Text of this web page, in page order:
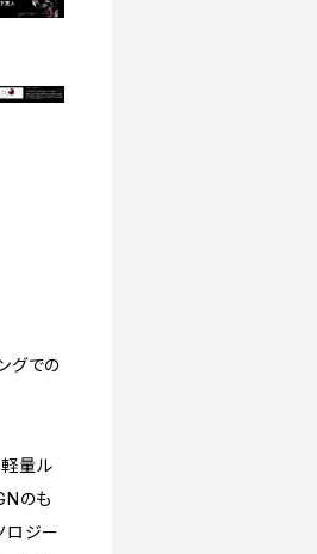
グでの
量ル
のも
ロジー